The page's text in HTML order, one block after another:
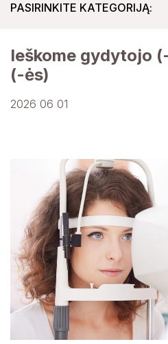
PASIRINKITE KATEGORIJĄ:
Darbo skelbimai
Darbo skelbimai
Ieškome gydytojo
(-ės)
2026 06 01